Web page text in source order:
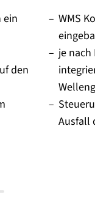
ein
den
WMS
je
Ausfall